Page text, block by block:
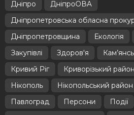
Дніпро
ДніпроОВА
Дніпропетровська обласна
Дніпропетровщина
Екологія
Закупівлі
Здоров'я
Кривий Ріг
Криворізький район
Нікополь
Нікопольський район
Павлоград
Персони Події